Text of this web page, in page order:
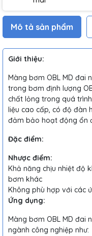
Mô tả sản phẩm
Giới thiệu:
Màng bơm OBL MD đai
trong bơm định lượng
chất lỏng trong quá
liệu cao cấp, có độ đàn
đảm bảo hoạt động ổn
Đặc điểm:
Nhược điểm:
Khả năng chịu nhiệt độ
bơm khác
Không phù hợp với các
Ứng dụng:
Màng bơm OBL MD đai
ngành công nghiệp như: